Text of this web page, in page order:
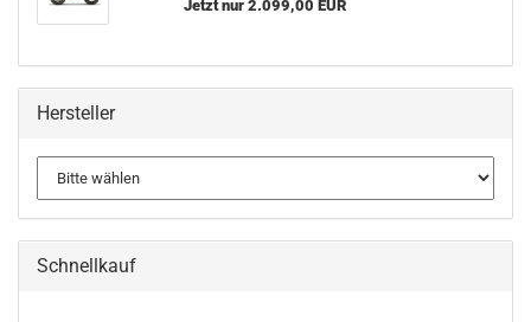
Jetzt nur 2.099,00 EUR
Hersteller
Schnellkauf